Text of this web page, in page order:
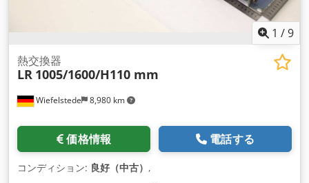
1 /9
Wiefelstede 8,980 km
熱交換器
LR 1005/1600/H110 mm
価格情報 電話する
コンディション: 良好（中古） ,